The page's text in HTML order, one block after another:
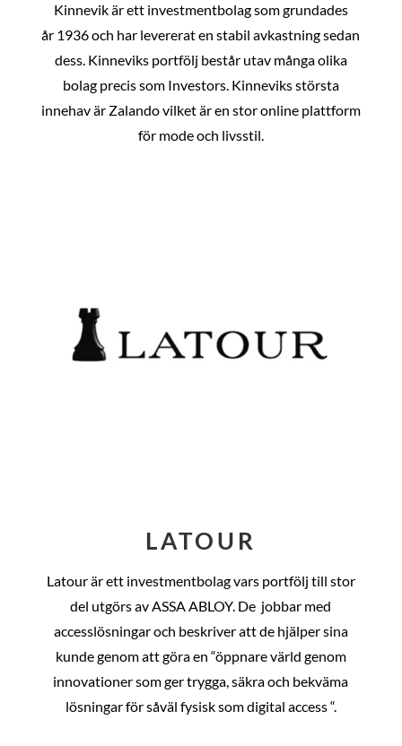
Kinnevik är ett investmentbolag som grundades
år 1936 och har levererat en stabil avkastning sedan
dess. Kinneviks portfölj består utav många olika
bolag precis som Investors. Kinneviks största
innehav är Zalando vilket är en stor online plattform
för mode och livsstil.
LATOUR
Latour är ett investmentbolag vars portfölj till stor
del utgörs av ASSA ABLOY. De jobbar med
accesslösningar och beskriver att de hjälper sina
kunde genom att göra en “öppnare värld genom
innovationer som ger trygga, säkra och bekväma
lösningar för såväl fysisk som digital access “.